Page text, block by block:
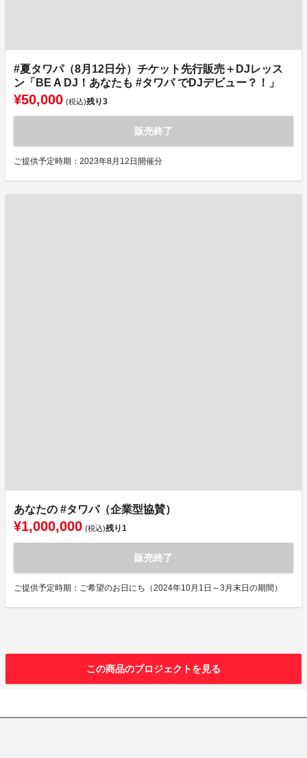
#夏タワパ（8月12日分）チケット先行販売＋DJレッス
ン「BE A DJ！あなたも #タワパ でDJデビュー？！」
¥50,000 (税込)残り3
販売終了
ご提供予定時期：2023年8月12日開催分
あなたの #タワパ（企業型協賛）
¥1,000,000 (税込)残り1
販売終了
ご提供予定時期：ご希望のお日にち（2024年10月1日～3月末日の期間）
この商品のプロジェクトを見る